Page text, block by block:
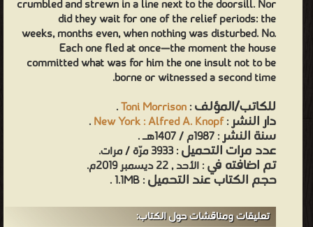
crumbled and strewn in a line next to the doorsill. Nor
did they wait for one of the relief periods: the
weeks, months even, when nothing was disturbed. No.
Each one fled at once—the moment the house
committed what was for him the one insult not to be
borne or witnessed a second time.
للكاتب/المؤلف:
Toni Morrison
.
دار النشر:
New York : Alfred A. Knopf
.
سنة النشر: 1987م / 1407هـ .
عدد مرات التحميل: 3933 مرّة / مرات.
تم اضافته في: الأحد , 22 ديسمبر 2019م.
حجم الكتاب عند التحميل: 1.1MB .
تعليقات ومناقشات حول الكتاب: